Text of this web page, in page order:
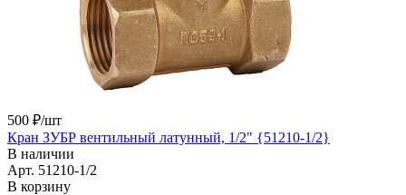
500 ₽/шт
Кран ЗУБР вентильный латунный, 1/2" {51210-1/2}
В наличии
Арт. 51210-1/2
В корзину